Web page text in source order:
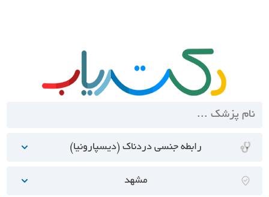
رابطه جنسی دردناک (دیسپارونیا)
مشهد